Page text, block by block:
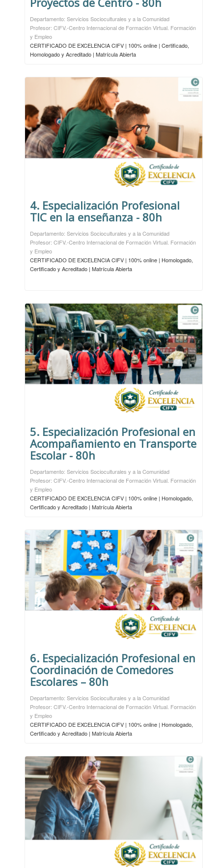
Departamento: Servicios Socioculturales y a la Comunidad
Profesor: CIFV.-Centro Internacional de Formación Virtual. Formación
y Empleo
CERTIFICADO DE EXCELENCIA CIFV | 100% online | Certificado,
Homologado y Acreditado | Matrícula Abierta
4. Especialización Profesional
TIC en la enseñanza - 80h
Departamento: Servicios Socioculturales y a la Comunidad
Profesor: CIFV.-Centro Internacional de Formación Virtual. Formación
y Empleo
CERTIFICADO DE EXCELENCIA CIFV | 100% online | Homologado,
Certificado y Acreditado | Matrícula Abierta
5. Especialización Profesional en
Acompañamiento en Transporte
Escolar - 80h
Departamento: Servicios Socioculturales y a la Comunidad
Profesor: CIFV.-Centro Internacional de Formación Virtual. Formación
y Empleo
CERTIFICADO DE EXCELENCIA CIFV | 100% online | Homologado,
Certificado y Acreditado | Matrícula Abierta
6. Especialización Profesional en
Coordinación de Comedores
Escolares – 80h
Departamento: Servicios Socioculturales y a la Comunidad
Profesor: CIFV.-Centro Internacional de Formación Virtual. Formación
y Empleo
CERTIFICADO DE EXCELENCIA CIFV | 100% online | Homologado,
Certificado y Acreditado | Matrícula Abierta